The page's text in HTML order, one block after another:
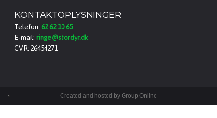
KONTAKTOPLYSNINGER
Telefon: 62 62 10 65
E-mail: ringe@stordyr.dk
CVR: 26454271
Created and hosted by Group Online